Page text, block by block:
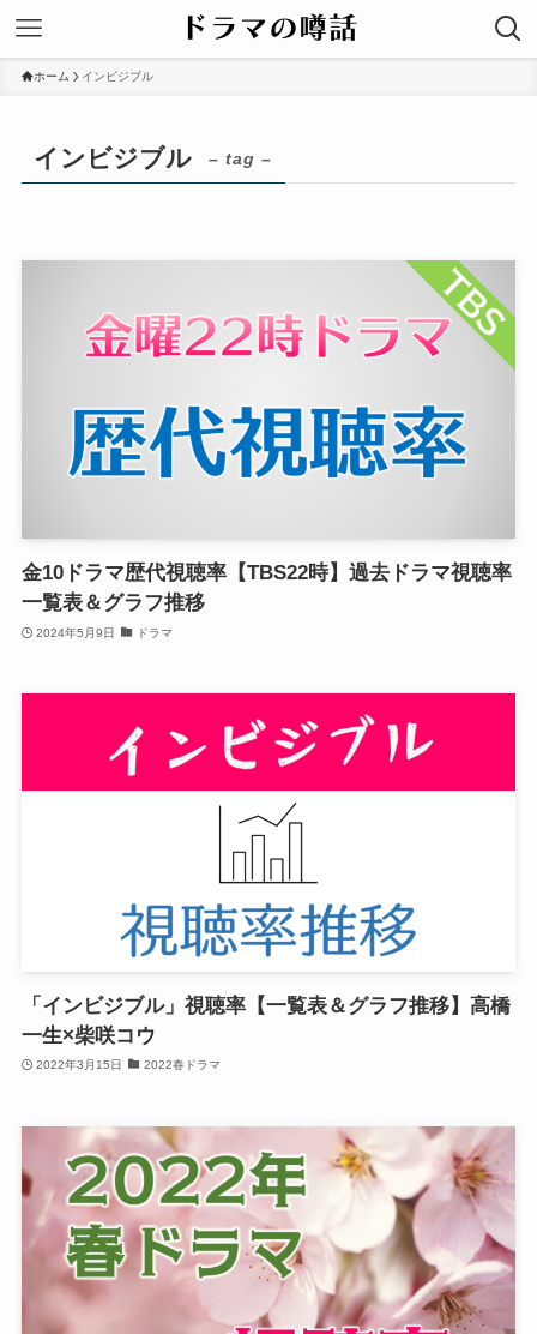
ホーム インビジブル
インビジブル – tag –
金10ドラマ歴代視聴率【TBS22時】過去ドラマ視聴率
一覧表＆グラフ推移
2024年5月9日 ドラマ
「インビジブル」視聴率【一覧表＆グラフ推移】高橋
一生×柴咲コウ
2022年3月15日 2022春ドラマ